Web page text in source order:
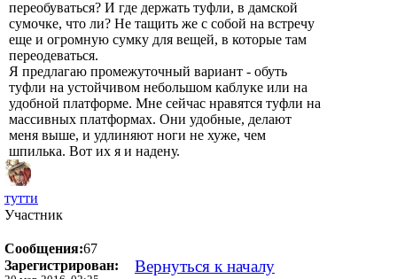
переобуваться? И где держать туфли, в дамской
сумочке, что ли? Не тащить же с собой на встречу
еще и огромную сумку для вещей, в которые там
переодеваться.
Я предлагаю промежуточный вариант - обуть
туфли на устойчивом небольшом каблуке или на
удобной платформе. Мне сейчас нравятся туфли на
массивных платформах. Они удобные, делают
меня выше, и удлиняют ноги не хуже, чем
шпилька. Вот их я и надену.
тутти
Участник
Сообщения:67
Зарегистрирован:
Вернуться к началу